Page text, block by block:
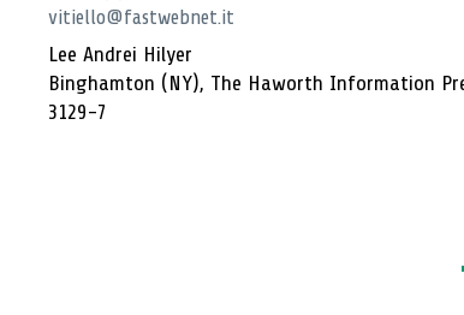
prospettiva bibliografica
Interlibrary loan and
document delivery. Best
practices for operating and
vitiello@fastwebnet.it
Lee Andrei Hilyer
Binghamton (NY), The Haworth Information
3129-7